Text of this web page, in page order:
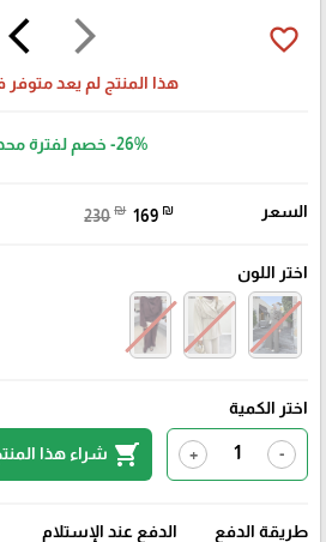
arrow_forward_ios
arrow_back_ios favorite_border
هذا المنتج لم يعد متوفر
-26% خصم لفترة
السعر 230 ₪ 169 ₪
اختر اللون
اختر الكمية
-
+
shopping_cart شراء هذا
طريقة الدفع
الدفع عند الإستلام